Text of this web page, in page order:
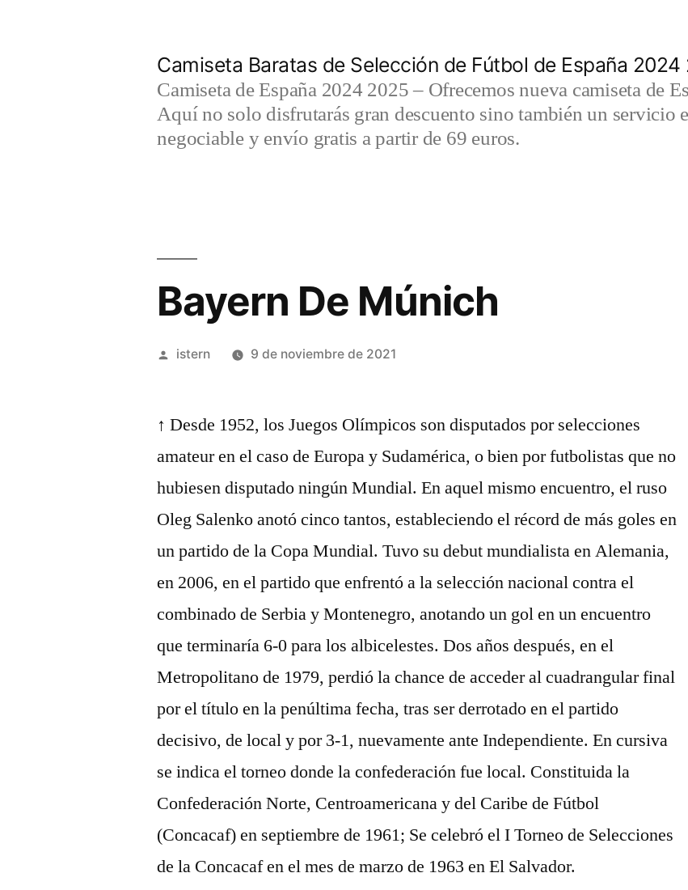
Camiseta Baratas de Selección de Fútbol de España
Camiseta de España 2024 2025 – Ofrecemos nueva camiseta de
Aquí no solo disfrutarás gran descuento sino también un servicio
negociable y envío gratis a partir de 69 euros.
Bayern De Múnich
Publicado
istern 9 de noviembre de 2021
↑ Desde 1952, los Juegos Olímpicos son disputados por selecciones
amateur en el caso de Europa y Sudamérica, o bien por futbolistas que no
hubiesen disputado ningún Mundial. En aquel mismo encuentro, el ruso
Oleg Salenko anotó cinco tantos, estableciendo el récord de más goles en
un partido de la Copa Mundial. Tuvo su debut mundialista en Alemania,
en 2006, en el partido que enfrentó a la selección nacional contra el
combinado de Serbia y Montenegro, anotando un gol en un encuentro
que terminaría 6-0 para los albicelestes. Dos años después, en el
Metropolitano de 1979, perdió la chance de acceder al cuadrangular final
por el título en la penúltima fecha, tras ser derrotado en el partido
decisivo, de local y por 3-1, nuevamente ante Independiente. En cursiva
se indica el torneo donde la confederación fue local. Constituida la
Confederación Norte, Centroamericana y del Caribe de Fútbol
(Concacaf) en septiembre de 1961; Se celebró el I Torneo de Selecciones
de la Concacaf en el mes de marzo de 1963 en El Salvador.